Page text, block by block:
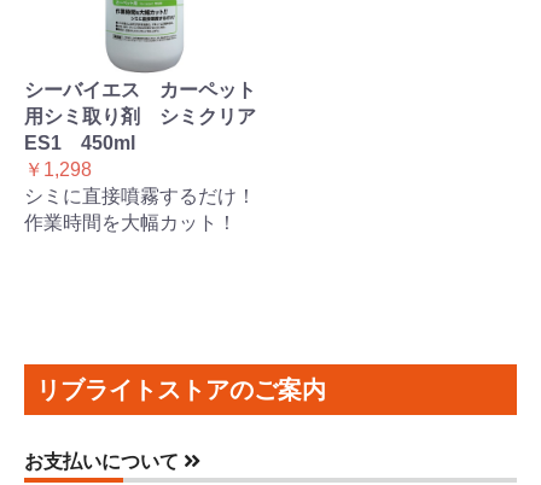
シーバイエス カーペット
用シミ取り剤 シミクリア
ES1 450ml
￥1,298
シミに直接噴霧するだけ！
作業時間を大幅カット！
リブライトストアのご案内
お支払いについて